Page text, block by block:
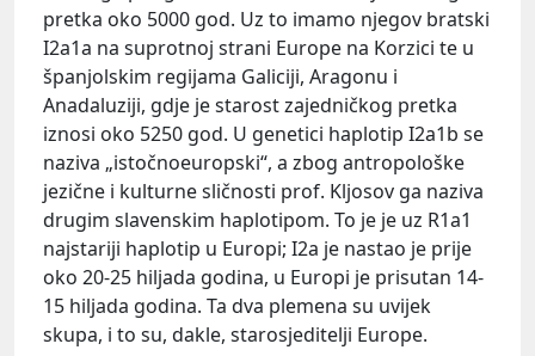
pretka oko 5000 god. Uz to imamo njegov bratski
I2a1a na suprotnoj strani Europe na Korzici te u
španjolskim regijama Galiciji, Aragonu i
Anadaluziji, gdje je starost zajedničkog pretka
iznosi oko 5250 god. U genetici haplotip I2a1b se
naziva „istočnoeuropski“, a zbog antropološke
jezične i kulturne sličnosti prof. Kljosov ga naziva
drugim slavenskim haplotipom. To je je uz R1a1
najstariji haplotip u Europi; I2a je nastao je prije
oko 20-25 hiljada godina, u Europi je prisutan 14-
15 hiljada godina. Ta dva plemena su uvijek
skupa, i to su, dakle, starosjeditelji Europe.